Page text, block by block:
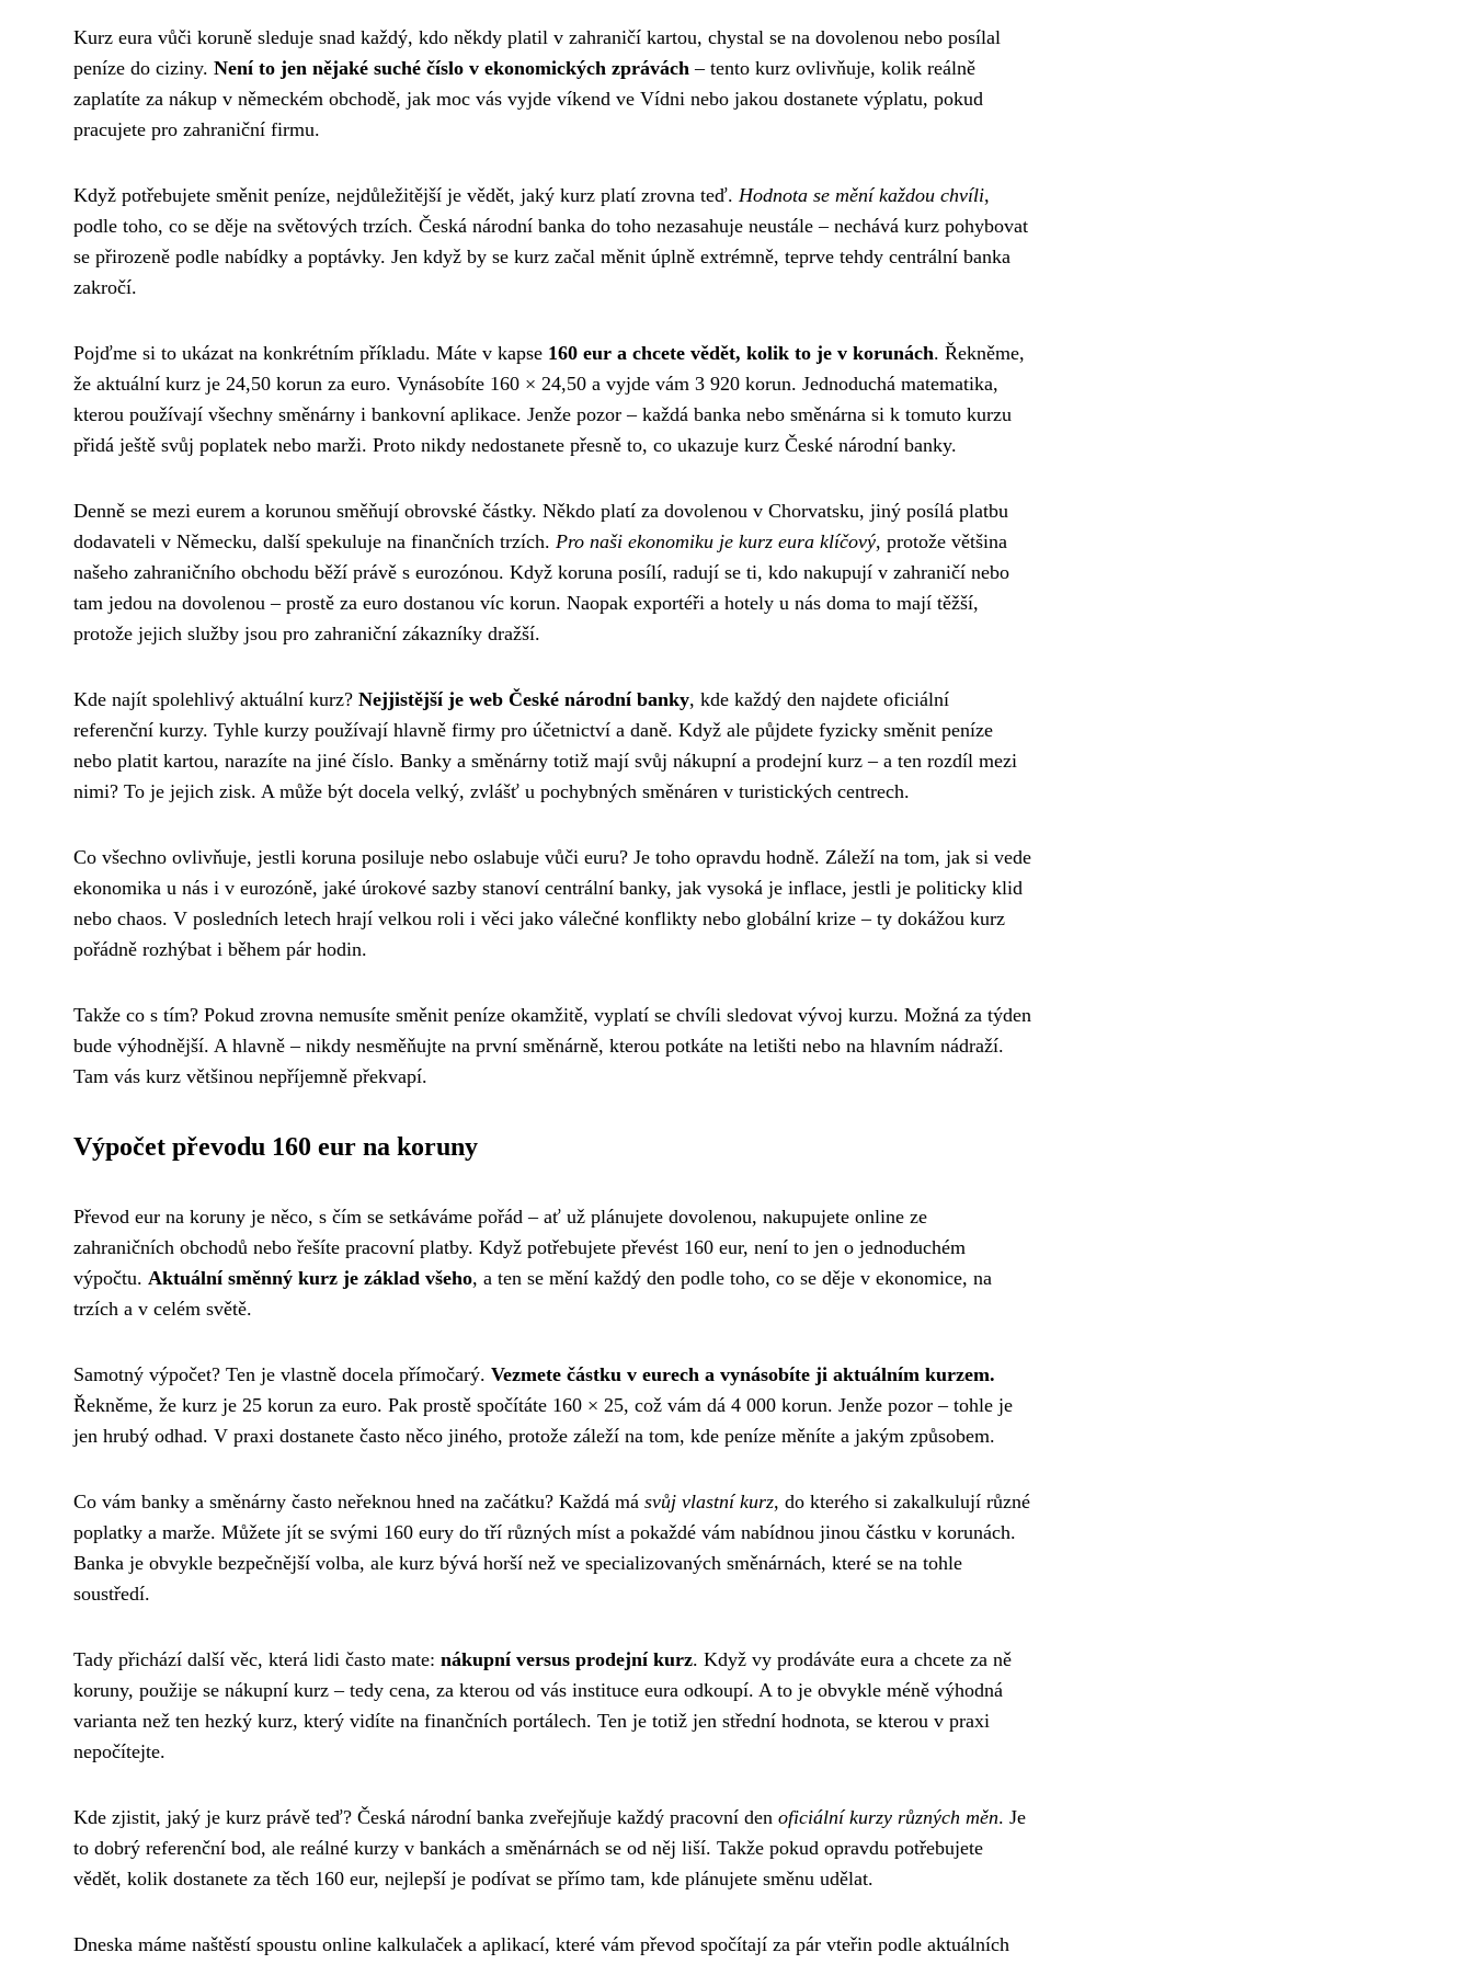
Kurz eura vůči koruně sleduje snad každý, kdo někdy platil v zahraničí kartou, chystal se na dovolenou nebo posílal
peníze do ciziny. Není to jen nějaké suché číslo v ekonomických zprávách – tento kurz ovlivňuje, kolik reálně
zaplatíte za nákup v německém obchodě, jak moc vás vyjde víkend ve Vídni nebo jakou dostanete výplatu, pokud
pracujete pro zahraniční firmu.
Když potřebujete směnit peníze, nejdůležitější je vědět, jaký kurz platí zrovna teď. Hodnota se mění každou chvíli,
podle toho, co se děje na světových trzích. Česká národní banka do toho nezasahuje neustále – nechává kurz pohybovat
se přirozeně podle nabídky a poptávky. Jen když by se kurz začal měnit úplně extrémně, teprve tehdy centrální banka
zakročí.
Pojďme si to ukázat na konkrétním příkladu. Máte v kapse 160 eur a chcete vědět, kolik to je v korunách. Řekněme,
že aktuální kurz je 24,50 korun za euro. Vynásobíte 160 × 24,50 a vyjde vám 3 920 korun. Jednoduchá matematika,
kterou používají všechny směnárny i bankovní aplikace. Jenže pozor – každá banka nebo směnárna si k tomuto kurzu
přidá ještě svůj poplatek nebo marži. Proto nikdy nedostanete přesně to, co ukazuje kurz České národní banky.
Denně se mezi eurem a korunou směňují obrovské částky. Někdo platí za dovolenou v Chorvatsku, jiný posílá platbu
dodavateli v Německu, další spekuluje na finančních trzích. Pro naši ekonomiku je kurz eura klíčový, protože většina
našeho zahraničního obchodu běží právě s eurozónou. Když koruna posílí, radují se ti, kdo nakupují v zahraničí nebo
tam jedou na dovolenou – prostě za euro dostanou víc korun. Naopak exportéři a hotely u nás doma to mají těžší,
protože jejich služby jsou pro zahraniční zákazníky dražší.
Kde najít spolehlivý aktuální kurz? Nejjistější je web České národní banky, kde každý den najdete oficiální
referenční kurzy. Tyhle kurzy používají hlavně firmy pro účetnictví a daně. Když ale půjdete fyzicky směnit peníze
nebo platit kartou, narazíte na jiné číslo. Banky a směnárny totiž mají svůj nákupní a prodejní kurz – a ten rozdíl mezi
nimi? To je jejich zisk. A může být docela velký, zvlášť u pochybných směnáren v turistických centrech.
Co všechno ovlivňuje, jestli koruna posiluje nebo oslabuje vůči euru? Je toho opravdu hodně. Záleží na tom, jak si vede
ekonomika u nás i v eurozóně, jaké úrokové sazby stanoví centrální banky, jak vysoká je inflace, jestli je politicky klid
nebo chaos. V posledních letech hrají velkou roli i věci jako válečné konflikty nebo globální krize – ty dokážou kurz
pořádně rozhýbat i během pár hodin.
Takže co s tím? Pokud zrovna nemusíte směnit peníze okamžitě, vyplatí se chvíli sledovat vývoj kurzu. Možná za týden
bude výhodnější. A hlavně – nikdy nesměňujte na první směnárně, kterou potkáte na letišti nebo na hlavním nádraží.
Tam vás kurz většinou nepříjemně překvapí.
Výpočet převodu 160 eur na koruny
Převod eur na koruny je něco, s čím se setkáváme pořád – ať už plánujete dovolenou, nakupujete online ze
zahraničních obchodů nebo řešíte pracovní platby. Když potřebujete převést 160 eur, není to jen o jednoduchém
výpočtu. Aktuální směnný kurz je základ všeho, a ten se mění každý den podle toho, co se děje v ekonomice, na
trzích a v celém světě.
Samotný výpočet? Ten je vlastně docela přímočarý. Vezmete částku v eurech a vynásobíte ji aktuálním kurzem.
Řekněme, že kurz je 25 korun za euro. Pak prostě spočítáte 160 × 25, což vám dá 4 000 korun. Jenže pozor – tohle je
jen hrubý odhad. V praxi dostanete často něco jiného, protože záleží na tom, kde peníze měníte a jakým způsobem.
Co vám banky a směnárny často neřeknou hned na začátku? Každá má svůj vlastní kurz, do kterého si zakalkulují různé
poplatky a marže. Můžete jít se svými 160 eury do tří různých míst a pokaždé vám nabídnou jinou částku v korunách.
Banka je obvykle bezpečnější volba, ale kurz bývá horší než ve specializovaných směnárnách, které se na tohle
soustředí.
Tady přichází další věc, která lidi často mate: nákupní versus prodejní kurz. Když vy prodáváte eura a chcete za ně
koruny, použije se nákupní kurz – tedy cena, za kterou od vás instituce eura odkoupí. A to je obvykle méně výhodná
varianta než ten hezký kurz, který vidíte na finančních portálech. Ten je totiž jen střední hodnota, se kterou v praxi
nepočítejte.
Kde zjistit, jaký je kurz právě teď? Česká národní banka zveřejňuje každý pracovní den oficiální kurzy různých měn. Je
to dobrý referenční bod, ale reálné kurzy v bankách a směnárnách se od něj liší. Takže pokud opravdu potřebujete
vědět, kolik dostanete za těch 160 eur, nejlepší je podívat se přímo tam, kde plánujete směnu udělat.
Dneska máme naštěstí spoustu online kalkulaček a aplikací, které vám převod spočítají za pár vteřin podle aktuálních